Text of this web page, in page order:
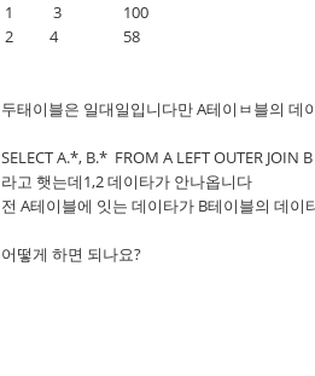
1 3 100
2 4 58
두태이블은 일대일입니다만 A테이ㅂ블의 데
SELECT A.*, B.* FROM A LEFT OUTER JOIN
라고 햇는데1,2 데이타가 안나옵니다
전 A테이블에 잇는 데이타가 B테이블의 데
어떻게 하면 되나요?